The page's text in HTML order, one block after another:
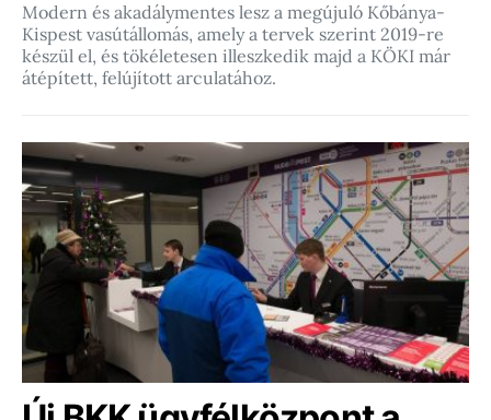
Modern és akadálymentes lesz a megújuló Kőbánya-
Kispest vasútállomás, amely a tervek szerint 2019-re
készül el, és tökéletesen illeszkedik majd a KÖKI már
átépített, felújított arculatához.